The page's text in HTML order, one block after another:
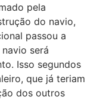
pela
do navio,
passou a
será
Isso segundos
que já teriam
dos outros